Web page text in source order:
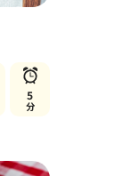
5
分